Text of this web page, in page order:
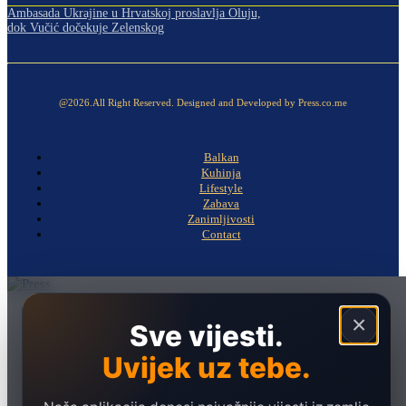
Ambasada Ukrajine u Hrvatskoj proslavlja Oluju,
dok Vučić dočekuje Zelenskog
@2026.All Right Reserved. Designed and Developed by Press.co.me
Balkan
Kuhinja
Lifestyle
Zabava
Zanimljivosti
Contact
×
Sve vijesti.
Uvijek uz tebe.